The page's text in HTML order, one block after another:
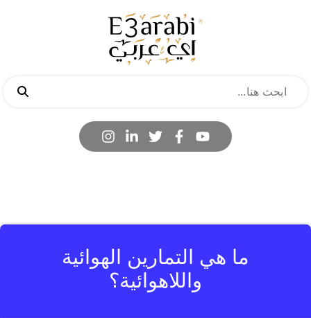
ما هي التمارين الهوائية
واللاهوائية؟